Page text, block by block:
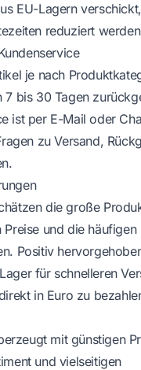
EU-Lagern
reduziert
je nach
7 bis 30 Tagen
ist per E-Mail oder
zu Versand,
die große
Preise und die häufigen
Positiv
für schnelleren
in Euro zu
mit günstigen
und vielseitigen